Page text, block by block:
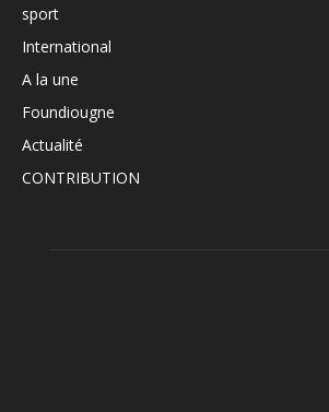
sport
International
A la une
Foundiougne
Actualité
CONTRIBUTION